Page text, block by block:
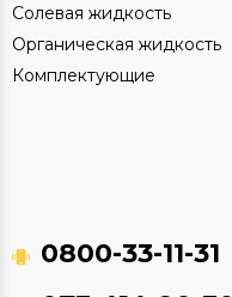
Солевая жидкость
Органическая жидкость
Комплектующие
0800-33-11-31